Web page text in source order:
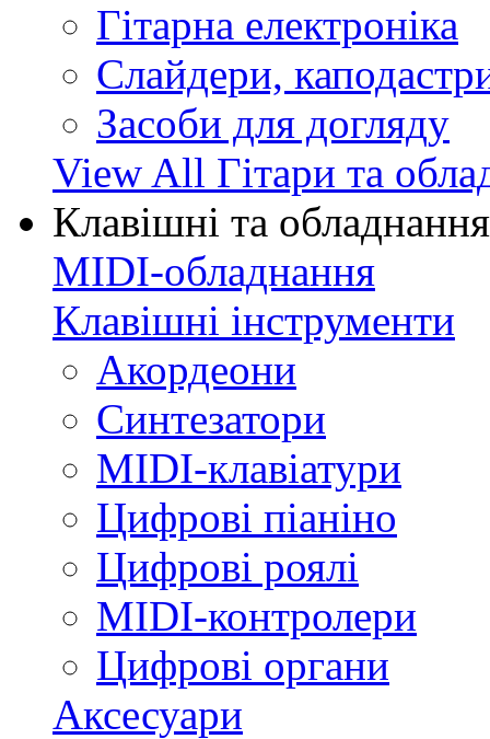
Гітарна електроніка
Слайдери,
Засоби для догляду
View All Гітари та
Клавішні та обладнання
MIDI-обладнання
Клавішні інструменти
Акордеони
Синтезатори
MIDI-клавіатури
Цифрові піаніно
Цифрові роялі
MIDI-контролери
Цифрові органи
Аксесуари